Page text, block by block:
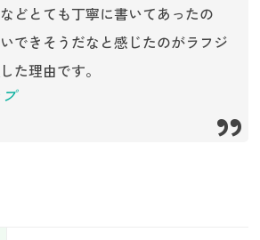
どとても丁寧に書いてあったの
できそうだなと感じたのがラフジ
た理由です。